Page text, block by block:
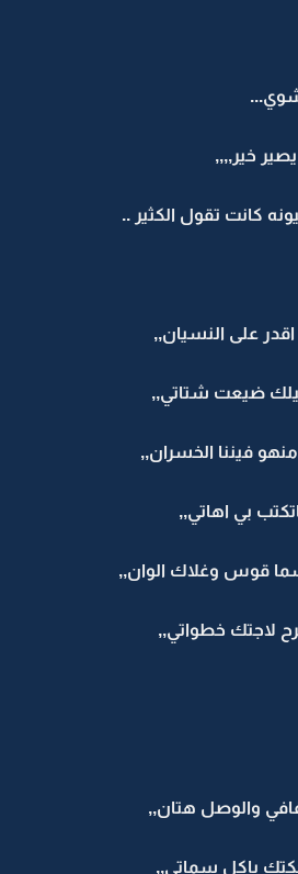
شوي...
خير,,,,
كانت تقول الكثير ..
على النسيان,,
ضيعت شتاتي,,
فيننا الخسران,,
بي اهاتي,,
قوس وغلاك الوان,,
لاجتك خطواتي,,
والوصل هتان,,
ياكل سماتي,,